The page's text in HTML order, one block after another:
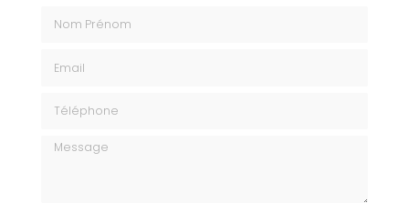
Message